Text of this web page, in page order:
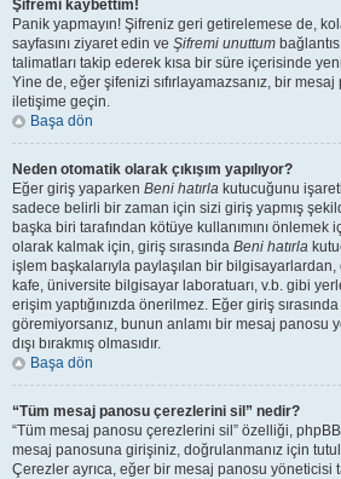
Şifremi kaybettim!
Panik yapmayın! Şifreniz geri getirelemese de,
sayfasını ziyaret edin ve Şifremi unuttum
talimatları takip ederek kısa bir süre içerisinde
Yine de, eğer şifenizi sıfırlayamazsanız, bir
iletişime geçin.
Başa dön
Neden otomatik olarak çıkışım yapılıyor?
Eğer giriş yaparken Beni hatırla kutucuğunu
sadece belirli bir zaman için sizi giriş yapmış
başka biri tarafından kötüye kullanımını önlemek
olarak kalmak için, giriş sırasında Beni hatırla
işlem başkalarıyla paylaşılan bir
kafe, üniversite bilgisayar laboratuarı, v.b. gibi
erişim yaptığınızda önerilmez. Eğer giriş sırasında
göremiyorsanız, bunun anlamı bir mesaj panosu
dışı bırakmış olmasıdır.
Başa dön
“Tüm mesaj panosu çerezlerini sil” nedir?
“Tüm mesaj panosu çerezlerini sil” özelliği,
mesaj panosuna girişiniz, doğrulanmanız için
Çerezler ayrıca, eğer bir mesaj panosu yöneticisi